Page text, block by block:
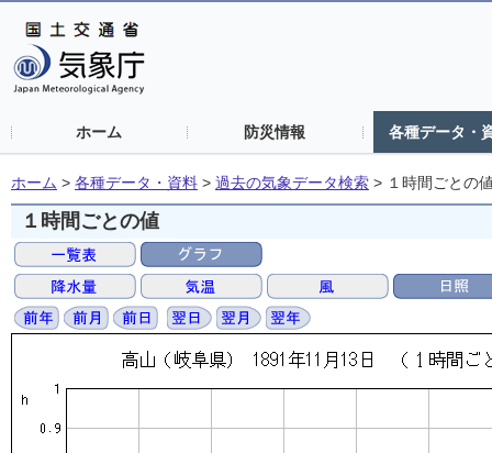
ホーム 防災情報 各種データ・
ホーム > 各種データ・資料 > 過去の気象データ検索 > １時間ごとの
１時間ごとの値